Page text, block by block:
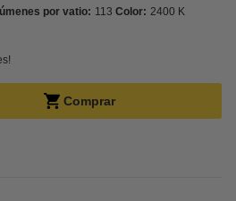
por vatio: 113 Color: 2400 K
Comprar